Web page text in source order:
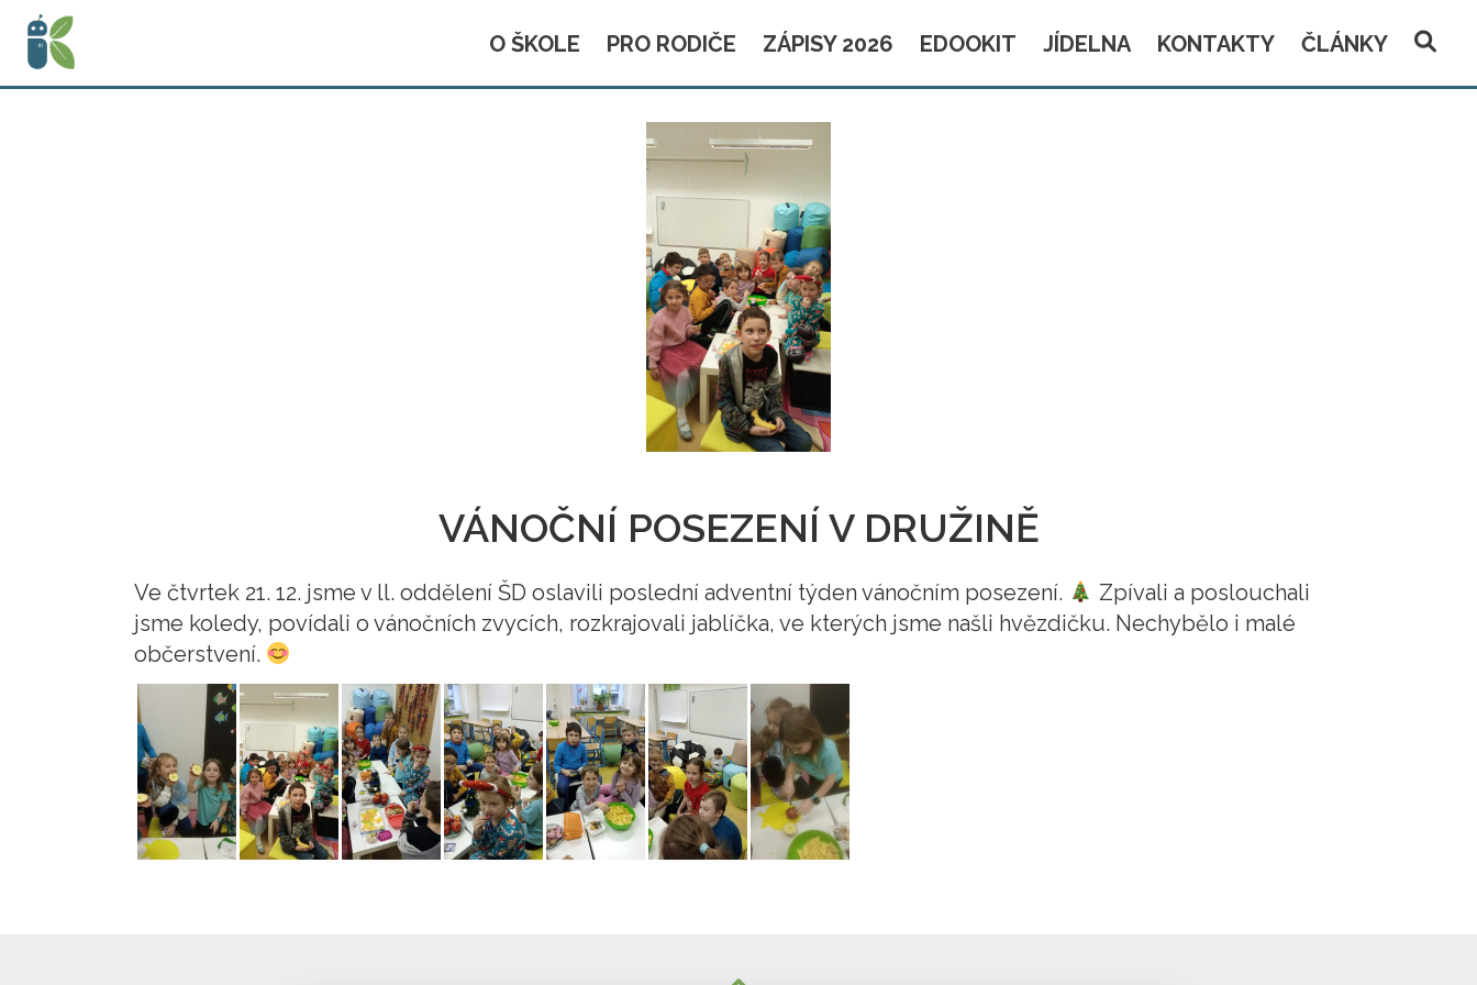
O ŠKOLE PRO RODIČE ZÁPISY 2026 EDOOKIT JÍDELNA KONTAKTY ČLÁNKY
VÁNOČNÍ POSEZENÍ V DRUŽINĚ
Ve čtvrtek 21. 12. jsme v ll. oddělení ŠD oslavili poslední adventní týden vánočním posezení.
Zpívali a poslouchali
jsme koledy, povídali o vánočních zvycích, rozkrajovali jablíčka, ve kterých jsme našli hvězdičku. Nechybělo i malé
občerstvení.